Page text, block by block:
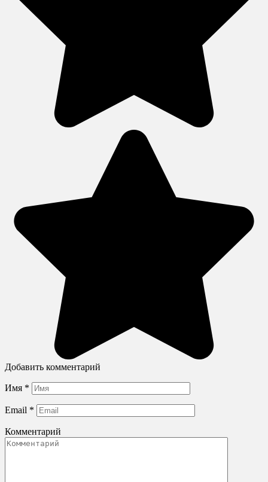
Добавить комментарий
Имя *
Email *
Комментарий